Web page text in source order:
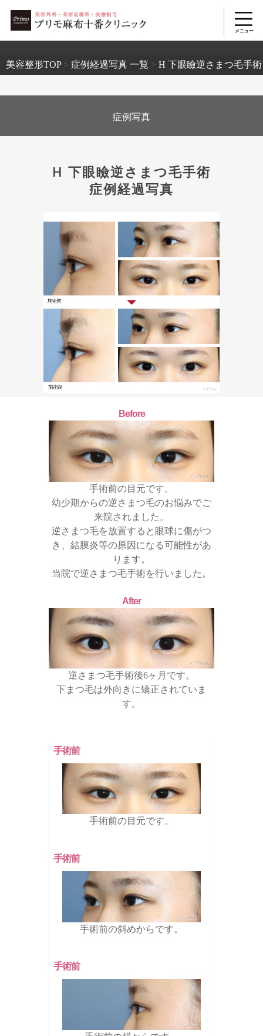
美容整形TOP> 症例経過写真 一覧 > H 下眼瞼逆さまつ毛手
症例写真
H 下眼瞼逆さまつ毛手術
症例経過写真
Before
手術前の目元です。
幼少期からの逆さまつ毛のお悩みでご
来院されました。
逆さまつ毛を放置すると眼球に傷がつ
き、結膜炎等の原因になる可能性があ
ります。
当院で逆さまつ毛手術を行いました。
After
逆さまつ毛手術後6ヶ月です。
下まつ毛は外向きに矯正されていま
す。
手術前
手術前の目元です。
手術前
手術前の斜めからです。
手術前